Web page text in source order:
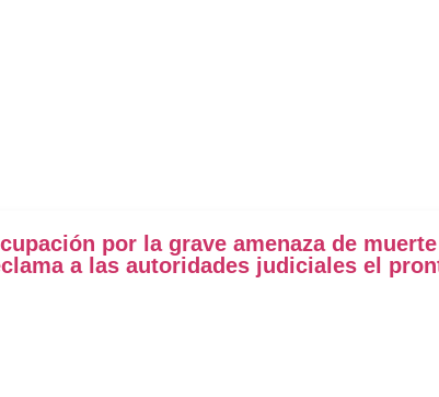
por la grave amenaza de
a las autoridades judiciales el